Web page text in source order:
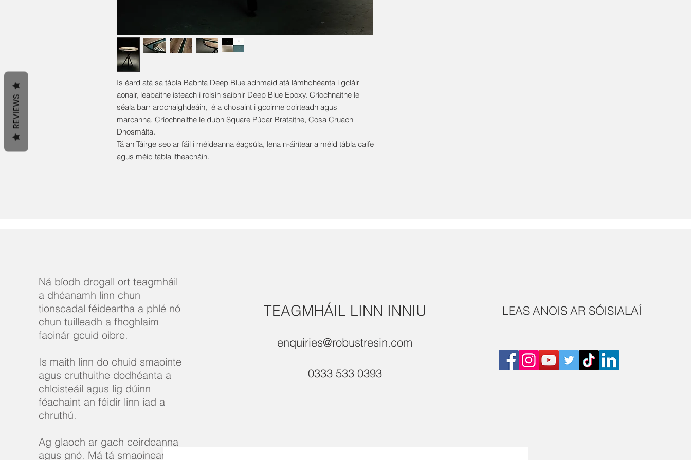
Is éard atá sa tábla Babhta Deep Blue adhmaid atá lámhdhéanta i gcláir
aonair, leabaithe isteach i roisín saibhir Deep Blue Epoxy. Críochnaithe le
séala barr ardchaighdeáin, é a chosaint i gcoinne doirteadh agus
marcanna. Críochnaithe le dubh Square Púdar Brataithe, Cosa Cruach
Dhosmálta.
Tá an Táirge seo ar fáil i méideanna éagsúla, lena n-áirítear a méid tábla caife
agus méid tábla itheacháin.
Ná bíodh drogall ort teagmháil
a dhéanamh linn chun
tionscadal féideartha a phlé nó
chun tuilleadh a fhoghlaim
faoinár gcuid oibre.
Is maith linn do chuid smaointe
agus cruthuithe dodhéanta a
chloisteáil agus lig dúinn
féachaint an féidir linn iad a
chruthú.
Ag glaoch ar gach ceirdeanna
agus gnó. Má tá smaoineamh
TEAGMHÁIL LINN INNIU
enquiries@robustresin.com
0333 533 0393
LEAS ANOIS AR SÓISIALAÍ
REVIEWS